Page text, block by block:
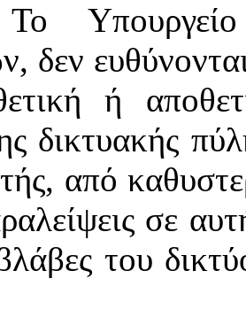
Το
δεν
ή
δικτυακής
από
σε
του